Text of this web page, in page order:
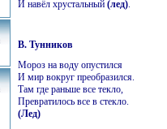
И навёл хрустальный (лед).
В. Тунников
Мороз на воду опустился
И мир вокруг преобразился.
Там где раньше все текло,
Превратилось все в стекло.
(Лед)